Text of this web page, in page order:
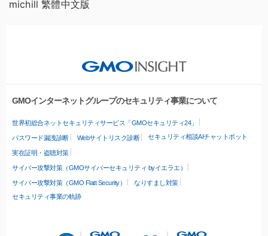
michill 繁體中文版
GMOインターネットグループのセキュリティ事業について
世界初総合ネットセキュリティサービス「GMOセキュリティ24」
パスワード漏洩診断 Webサイトリスク診断 セキュリティ相談AIチャットボット
実在証明・盗聴対策
サイバー攻撃対策（GMOサイバーセキュリティ byイエラエ）
サイバー攻撃対策（GMO Flatt Security）
なりすまし対策
セキュリティ事業の軌跡